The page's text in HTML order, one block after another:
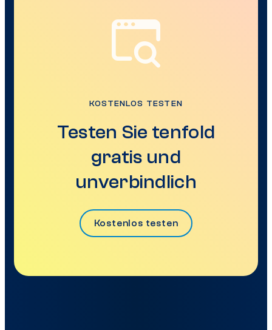
KOSTENLOS TESTEN
Testen Sie tenfold
gratis und
unverbindlich
Kostenlos testen